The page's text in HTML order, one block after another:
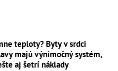
teploty? Byty v srdci
majú výnimočný systém,
aj šetrí náklady